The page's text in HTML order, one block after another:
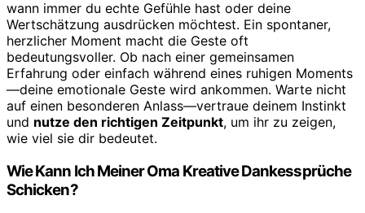
wann immer du echte Gefühle hast oder deine
Wertschätzung ausdrücken möchtest. Ein spontaner,
herzlicher Moment macht die Geste oft
bedeutungsvoller. Ob nach einer gemeinsamen
Erfahrung oder einfach während eines ruhigen Moments
—deine emotionale Geste wird ankommen. Warte nicht
auf einen besonderen Anlass—vertraue deinem Instinkt
und nutze den richtigen Zeitpunkt, um ihr zu zeigen,
wie viel sie dir bedeutet.
Wie Kann Ich Meiner Oma Kreative Dankessprüche
Schicken?